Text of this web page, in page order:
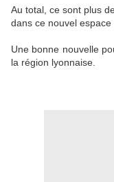
Au total, ce sont plus
dans ce nouvel espace
Une bonne nouvelle
la région lyonnaise.